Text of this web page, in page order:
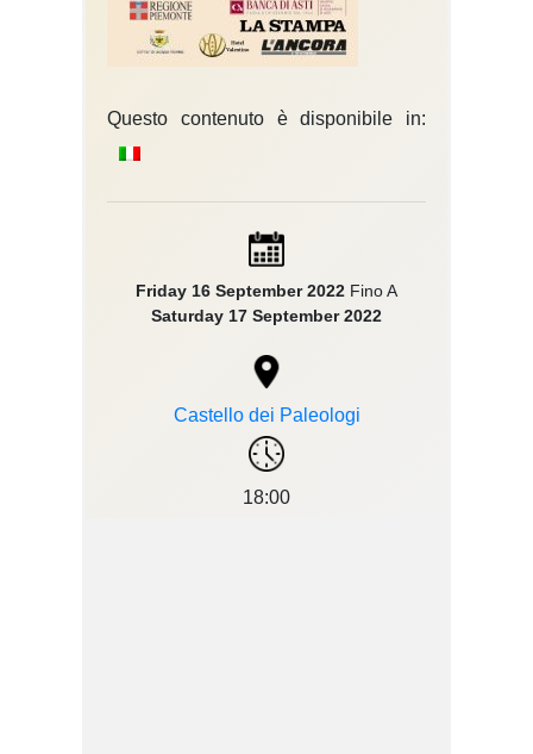
Questo contenuto è disponibile in:
Friday 16 September 2022 Fino A
Saturday 17 September 2022
Castello dei Paleologi
18:00